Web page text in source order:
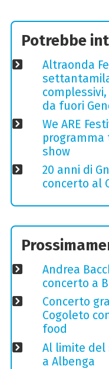
Potrebbe
Altraonda
da fuori
We ARE
programma
show
20 anni di
concerto al
Andrea
concerto a
Concerto
Cogoleto
food
Al limite del
a Albenga